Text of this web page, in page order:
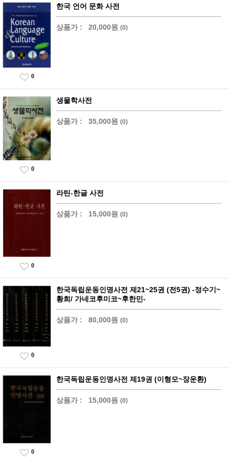
한국 언어 문화 사전
상품가 : 20,000원 (0)
0
생물학사전
상품가 : 35,000원 (0)
0
라틴-한글 사전
상품가 : 15,000원 (0)
0
한국독립운동인명사전 제21~25권 (전5권) -정수기~
황희/ 가네코후미코~후한민-
상품가 : 80,000원 (0)
0
한국독립운동인명사전 제19권 (이형모~장운환)
상품가 : 15,000원 (0)
0